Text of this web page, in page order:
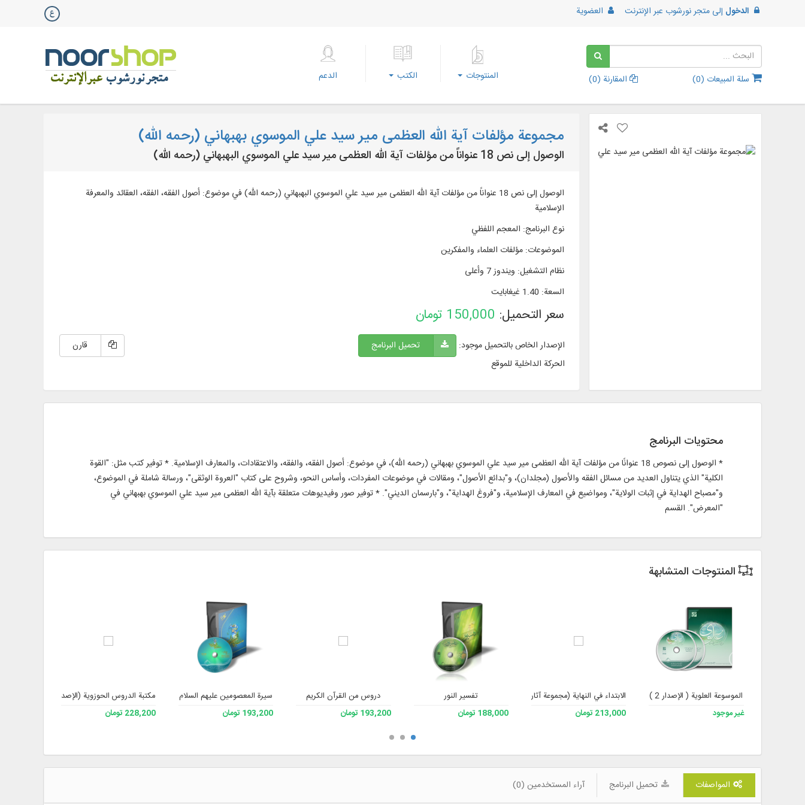
الدخول إلى متجر نورشوب عبر الإنترنت العضوية
سلة المبيعات (0
) المقارنة (0
) المنتوجات الكتب الدعم
مجموعة مؤلفات آية الله العظمى مير سيد علي الموسوي بهبهاني (رحمه الله)
الوصول إلى نص 18 عنواناً من مؤلفات آية الله العظمى مير سيد علي الموسوي البهبهاني (رحمه الله)
الوصول إلى نص 18 عنواناً من مؤلفات آية الله العظمى مير سيد علي الموسوي البهبهاني (رحمه الله) في موضوع: أصول الفقه، الفقه، العقائد والمعرفة
الإسلامية
نوع البرنامج: المعجم اللفظي
الموضوعات: مؤلفات العلماء والمفكرين
نظام التشغیل: ويندوز 7 وأعلی
السعة: 1.40 غيغابايت
سعر التحميل: 150,000 تومان
الإصدار الخاص بالتحميل موجود:
تحميل البرنامج
الحركة الداخلية للموقع
قارن
محتويات البرنامج
* الوصول إلى نصوص 18 عنوانًا من مؤلفات آية الله العظمى مير سيد علي الموسوي بهبهاني (رحمه الله)، في موضوع: أصول الفقه، والفقه، والاعتقادات، والمعارف الإسلامية. * توفير كتب مثل: "القوة
الكلية" الذي يتناول العديد من مسائل الفقه والأصول (مجلدان)، و"بدائع الأصول"، ومقالات في موضوعات المفردات، وأساس النحو، وشروح على كتاب "العروة الوثقى"، ورسالة شاملة في الموضوع،
و"مصباح الهداية في إثبات الولاية"، ومواضيع في المعارف الإسلامية، و"فروغ الهداية"، و"بارسمان الديني". * توفير صور وفيديوهات متعلقة بآية الله العظمى مير سيد علي الموسوي بهبهاني في
"المعرض". القسم
المنتوجات المتشابهة
الموسوعة العلوية ( الإصدار 2 )
غير موجود
الابتداء في النهاية (مجموعة آثار الأستاذ علي صفايي حائري - رحمه الله) - الإصدار 3
213,000 تومان
تفسیر النور
188,000 تومان
دروس من القرآن الكريم
193,200 تومان
سيرة المعصومين عليهم السلام
193,200 تومان
مكتبة الدروس الحوزوية (الإصدار 2).
228,200 تومان
المواصفات تحميل البرنامج آراء المستخدمين (0)